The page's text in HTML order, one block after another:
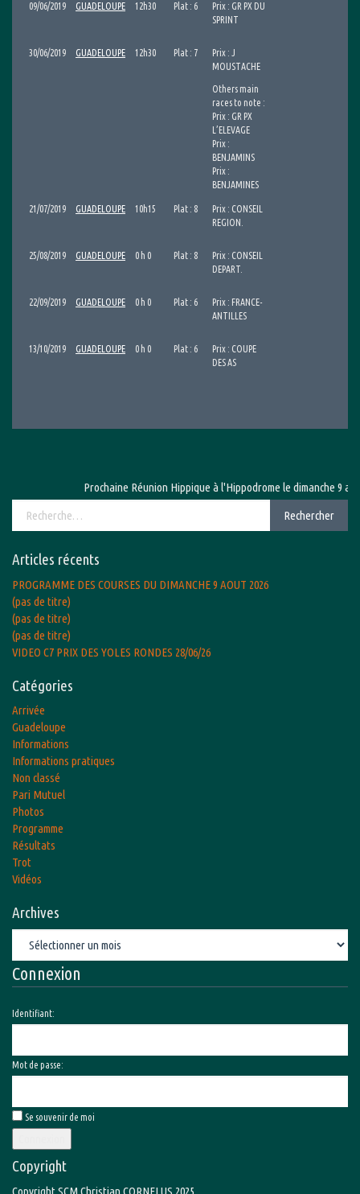
09/06/2019 GUADELOUPE 12h30 Plat : 6
Prix : GR PX DU
SPRINT
30/06/2019 GUADELOUPE 12h30 Plat : 7
Prix : J
MOUSTACHE
Others main
races to note :
Prix : GR PX
L’ELEVAGE
Prix :
BENJAMINS
Prix :
BENJAMINES
21/07/2019 GUADELOUPE 10h15 Plat : 8
Prix : CONSEIL
REGION.
25/08/2019 GUADELOUPE 0 h 0 Plat : 8
Prix : CONSEIL
DEPART.
22/09/2019 GUADELOUPE 0 h 0 Plat : 6
Prix : FRANCE-
ANTILLES
13/10/2019 GUADELOUPE 0 h 0 Plat : 6
Prix : COUPE
DES AS
Prochaine Réunion Hippique à l'Hippodrome le dimanche 9
Rechercher
Articles récents
PROGRAMME DES COURSES DU DIMANCHE 9 AOUT 2026
(pas de titre)
(pas de titre)
(pas de titre)
VIDEO C7 PRIX DES YOLES RONDES 28/06/26
Catégories
Arrivée
Guadeloupe
Informations
Informations pratiques
Non classé
Pari Mutuel
Photos
Programme
Résultats
Trot
Vidéos
Archives
Connexion
Identifiant:
Mot de passe:
Se souvenir de moi
Copyright
Copyright SCM Christian CORNELUS 2025